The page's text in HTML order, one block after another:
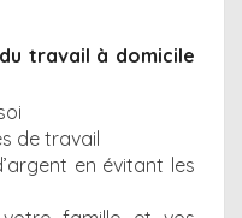
travail à domicile
de travail
en évitant les